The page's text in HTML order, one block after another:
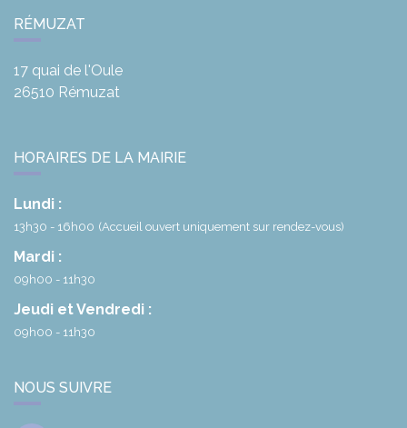
RÉMUZAT
17 quai de l'Oule
26510 Rémuzat
HORAIRES DE LA MAIRIE
Lundi :
13h30 - 16h00 (Accueil ouvert uniquement sur rendez-vous)
Mardi :
09h00 - 11h30
Jeudi et Vendredi :
09h00 - 11h30
NOUS SUIVRE